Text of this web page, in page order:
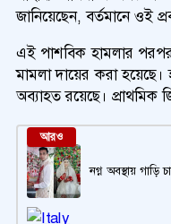
জানিয়েছেন, বর্তমানে ওই
এই পাশবিক হামলার পরপরই
মামলা দায়ের করা
অব্যাহত রয়েছে। প্রাথমিক
আরও
নগ্ন অবস্থায়